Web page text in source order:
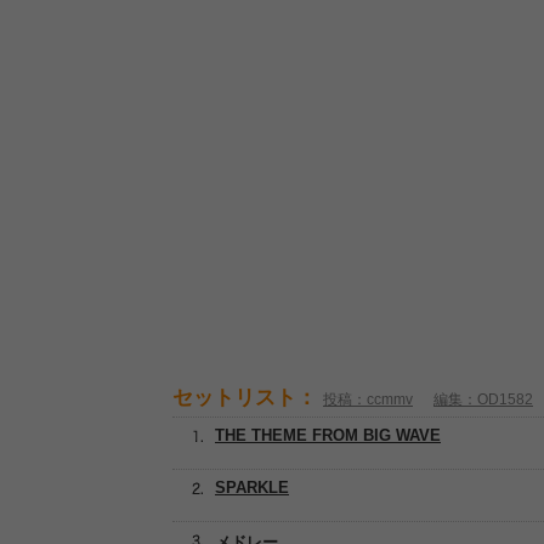
セットリスト： 投稿：ccmmv 編集：OD1582
THE THEME FROM BIG WAVE
SPARKLE